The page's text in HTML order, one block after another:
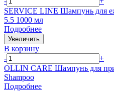
SERVICE LINE Шампунь для
5.5 1000 мл
Подробнее
Увеличить
В корзину
-
+
OLLIN CARE Шампунь для
Shampoo
Подробнее